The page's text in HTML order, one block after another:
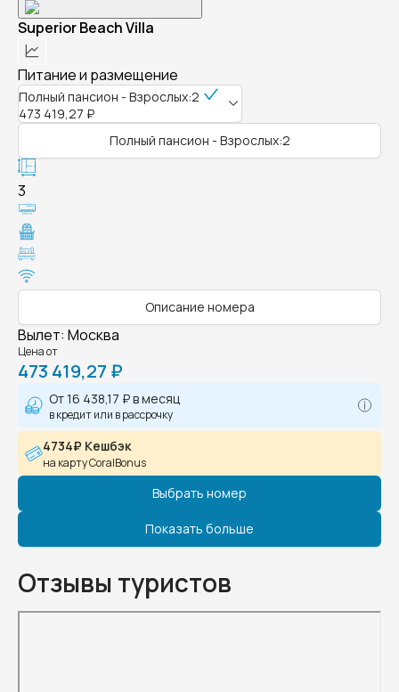
Superior Beach Villa
Питание и размещение
Полный пансион - Взрослых:2
473 419,27 ₽
Полный пансион - Взрослых:2
3
Описание номера
Вылет: Москва
Цена от
473 419,27 ₽
От16 438,17 ₽в месяц
в кредит или в рассрочку
4734₽ Кешбэк
на карту CoralBonus
Выбрать номер
Показать больше
Отзывы туристов